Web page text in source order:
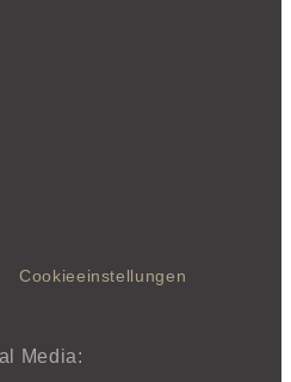
Cookieeinstellungen
Media: